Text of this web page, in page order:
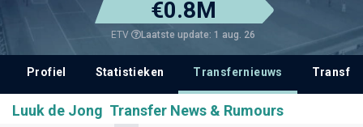
€0.8M
ETV Laatste update: 1 aug. 26
Profiel Statistieken Transfernieuws
Luuk de Jong Transfer News & Rumours